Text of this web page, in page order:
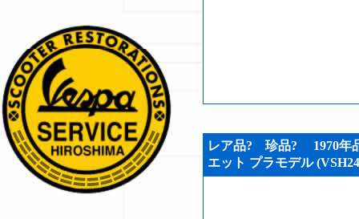
レア品? 珍品? 1970年
エット プラモデル